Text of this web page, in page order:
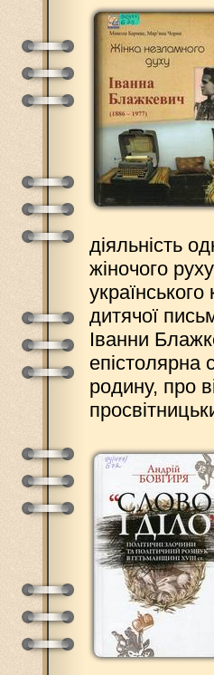
діяльність
жіночого
дитячої
Іванни
епістолярна
родину, про